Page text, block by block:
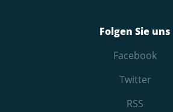
Folgen Sie uns
Facebook
Twitter
RSS